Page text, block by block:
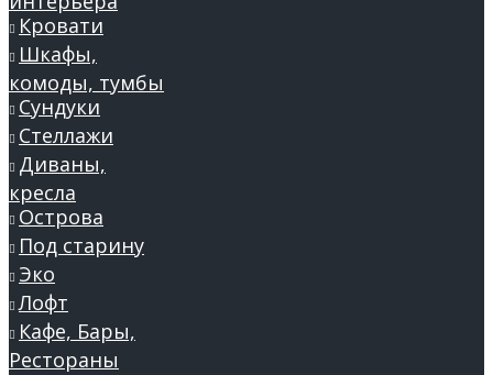
Кровати
Шкафы,
комоды, тумбы
Сундуки
Стеллажи
Диваны,
кресла
Острова
Под старину
Эко
Лофт
Кафе, Бары,
Рестораны